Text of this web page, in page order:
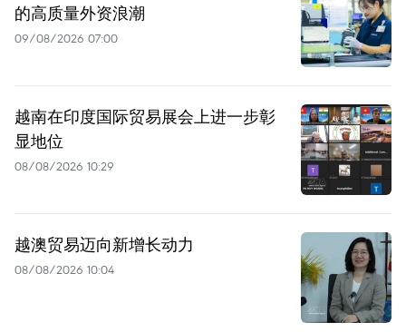
的高质量外资浪潮
09/08/2026 07:00
越南在印度国际贸易展会上进一步彰
显地位
08/08/2026 10:29
越澳贸易迈向新增长动力
08/08/2026 10:04